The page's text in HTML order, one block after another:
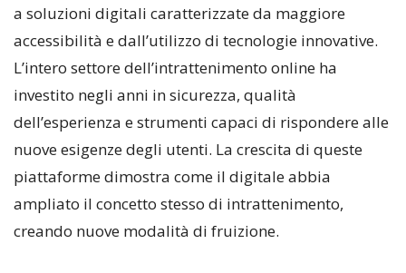
a soluzioni digitali caratterizzate da maggiore
accessibilità e dall’utilizzo di tecnologie innovative.
L’intero settore dell’intrattenimento online ha
investito negli anni in sicurezza, qualità
dell’esperienza e strumenti capaci di rispondere alle
nuove esigenze degli utenti. La crescita di queste
piattaforme dimostra come il digitale abbia
ampliato il concetto stesso di intrattenimento,
creando nuove modalità di fruizione.